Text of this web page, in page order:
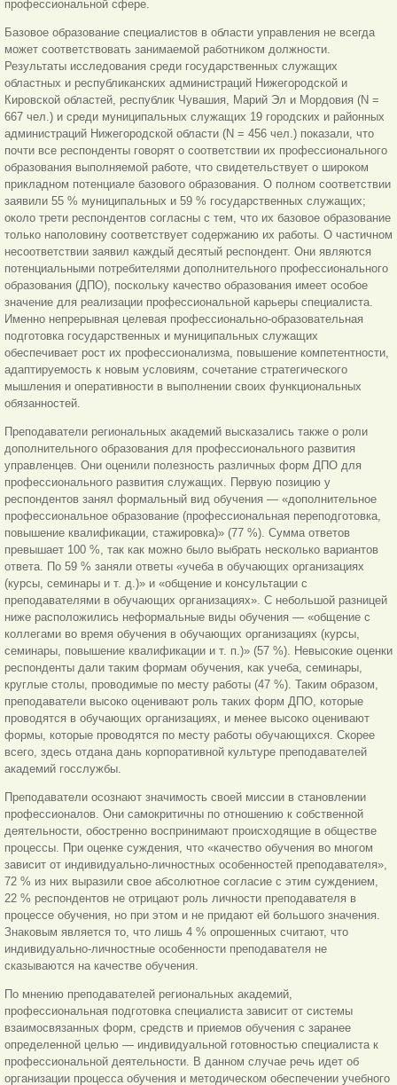
профессиональной сфере.
Базовое образование специалистов в области управления не всегда
может соответствовать занимаемой работником должности.
Результаты исследования среди государственных служащих
областных и республиканских администраций Нижегородской и
Кировской областей, республик Чувашия, Марий Эл и Мордовия (N =
667 чел.) и среди муниципальных служащих 19 городских и районных
администраций Нижегородской области (N = 456 чел.) показали, что
почти все респонденты говорят о соответствии их профессионального
образования выполняемой работе, что свидетельствует о широком
прикладном потенциале базового образования. О полном соответствии
заявили 55 % муниципальных и 59 % государственных служащих;
около трети респондентов согласны с тем, что их базовое образование
только наполовину соответствует содержанию их работы. О частичном
несоответствии заявил каждый десятый респондент. Они являются
потенциальными потребителями дополнительного профессионального
образования (ДПО), поскольку качество образования имеет особое
значение для реализации профессиональной карьеры специалиста.
Именно непрерывная целевая профессионально-образовательная
подготовка государственных и муниципальных служащих
обеспечивает рост их профессионализма, повышение компетентности,
адаптируемость к новым условиям, сочетание стратегического
мышления и оперативности в выполнении своих функциональных
обязанностей.
Преподаватели региональных академий высказались также о роли
дополнительного образования для профессионального развития
управленцев. Они оценили полезность различных форм ДПО для
профессионального развития служащих. Первую позицию у
респондентов занял формальный вид обучения — «дополнительное
профессиональное образование (профессиональная переподготовка,
повышение квалификации, стажировка)» (77 %). Сумма ответов
превышает 100 %, так как можно было выбрать несколько вариантов
ответа. По 59 % заняли ответы «учеба в обучающих организациях
(курсы, семинары и т. д.)» и «общение и консультации с
преподавателями в обучающих организациях». С небольшой разницей
ниже расположились неформальные виды обучения — «общение с
коллегами во время обучения в обучающих организациях (курсы,
семинары, повышение квалификации и т. п.)» (57 %). Невысокие оценки
респонденты дали таким формам обучения, как учеба, семинары,
круглые столы, проводимые по месту работы (47 %). Таким образом,
преподаватели высоко оценивают роль таких форм ДПО, которые
проводятся в обучающих организациях, и менее высоко оценивают
формы, которые проводятся по месту работы обучающихся. Скорее
всего, здесь отдана дань корпоративной культуре преподавателей
академий госслужбы.
Преподаватели осознают значимость своей миссии в становлении
профессионалов. Они самокритичны по отношению к собственной
деятельности, обостренно воспринимают происходящие в обществе
процессы. При оценке суждения, что «качество обучения во многом
зависит от индивидуально-личностных особенностей преподавателя»,
72 % из них выразили свое абсолютное согласие с этим суждением,
22 % респондентов не отрицают роль личности преподавателя в
процессе обучения, но при этом и не придают ей большого значения.
Знаковым является то, что лишь 4 % опрошенных считают, что
индивидуально-личностные особенности преподавателя не
сказываются на качестве обучения.
По мнению преподавателей региональных академий,
профессиональная подготовка специалиста зависит от системы
взаимосвязанных форм, средств и приемов обучения с заранее
определенной целью — индивидуальной готовностью специалиста к
профессиональной деятельности. В данном случае речь идет об
организации процесса обучения и методическом обеспечении учебного